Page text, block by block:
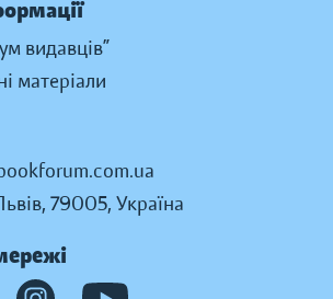
видавців”
матеріали
79005, Україна